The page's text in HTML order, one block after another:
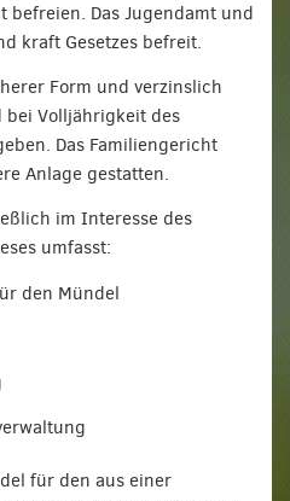
befreien. Das Jugendamt und
kraft Gesetzes befreit.
Form und verzinslich
Volljährigkeit des
Das Familiengericht
Anlage gestatten.
im Interesse des
umfasst:
den Mündel
für den aus einer